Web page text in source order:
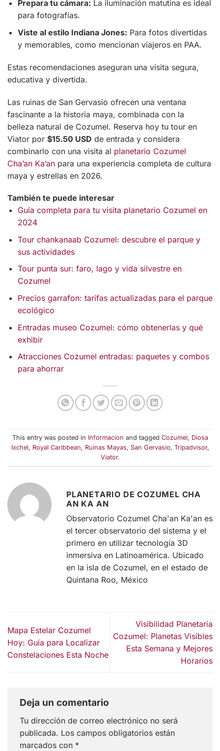
Prepara tu cámara: La iluminación matutina es ideal
para fotografías.
Viste al estilo Indiana Jones: Para fotos divertidas
y memorables, como mencionan viajeros en PAA.
Estas recomendaciones aseguran una visita segura,
educativa y divertida.
Las ruinas de San Gervasio ofrecen una ventana
fascinante a la historia maya, combinada con la
belleza natural de Cozumel. Reserva hoy tu tour en
Viator por $15.50 USD de entrada y considera
combinarlo con una visita al planetario Cozumel
Cha’an Ka’an para una experiencia completa de cultura
maya y estrellas en 2026.
También te puede interesar
Guía completa para tu visita planetario Cozumel en
2024
Tour chankanaab Cozumel: descubre el parque y
sus actividades
Tour punta sur: faro, lago y vida silvestre en
Cozumel
Precios garrafon: tarifas actualizadas para el parque
ecológico
Entradas museo Cozumel: cómo obtenerlas y qué
exhibir
Atracciones Cozumel entradas: paquetes y combos
para ahorrar
This entry was posted in Informacion and tagged Cozumel, Diosa
Ixchel, Royal Caribbean, Ruinas Mayas, San Gervasio, Tripadvisor,
Viator.
PLANETARIO DE COZUMEL CHA
AN KA AN
Observatorio Cozumel Cha'an Ka'an es
el tercer observatorio del sistema y el
primero en utilizar tecnología 3D
inmersiva en Latinoamérica. Ubicado
en la isla de Cozumel, en el estado de
Quintana Roo, México
Mapa Estelar Cozumel
Hoy: Guía para Localizar
Constelaciones Esta Noche
Visibilidad Planetaria
Cozumel: Planetas Visibles
Esta Semana y Mejores
Horarios
Deja un comentario
Tu dirección de correo electrónico no será
publicada. Los campos obligatorios están
marcados con *